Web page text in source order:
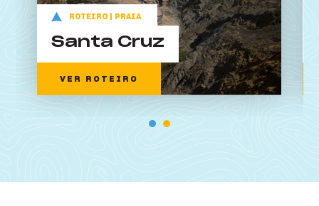
ROTEIRO | PRAIA
Santa Cruz
VER ROTEIRO